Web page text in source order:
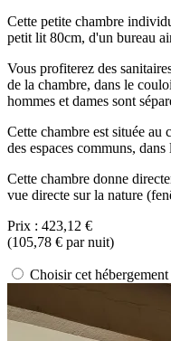
Cette petite chambre
petit lit 80cm, d'un bureau
Vous profiterez des
de la chambre, dans le
hommes et dames sont
Cette chambre est située au
des espaces communs,
Cette chambre donne
vue directe sur la nature
Prix : 423,12 €
(105,78 € par nuit)
Choisir cet hébergement